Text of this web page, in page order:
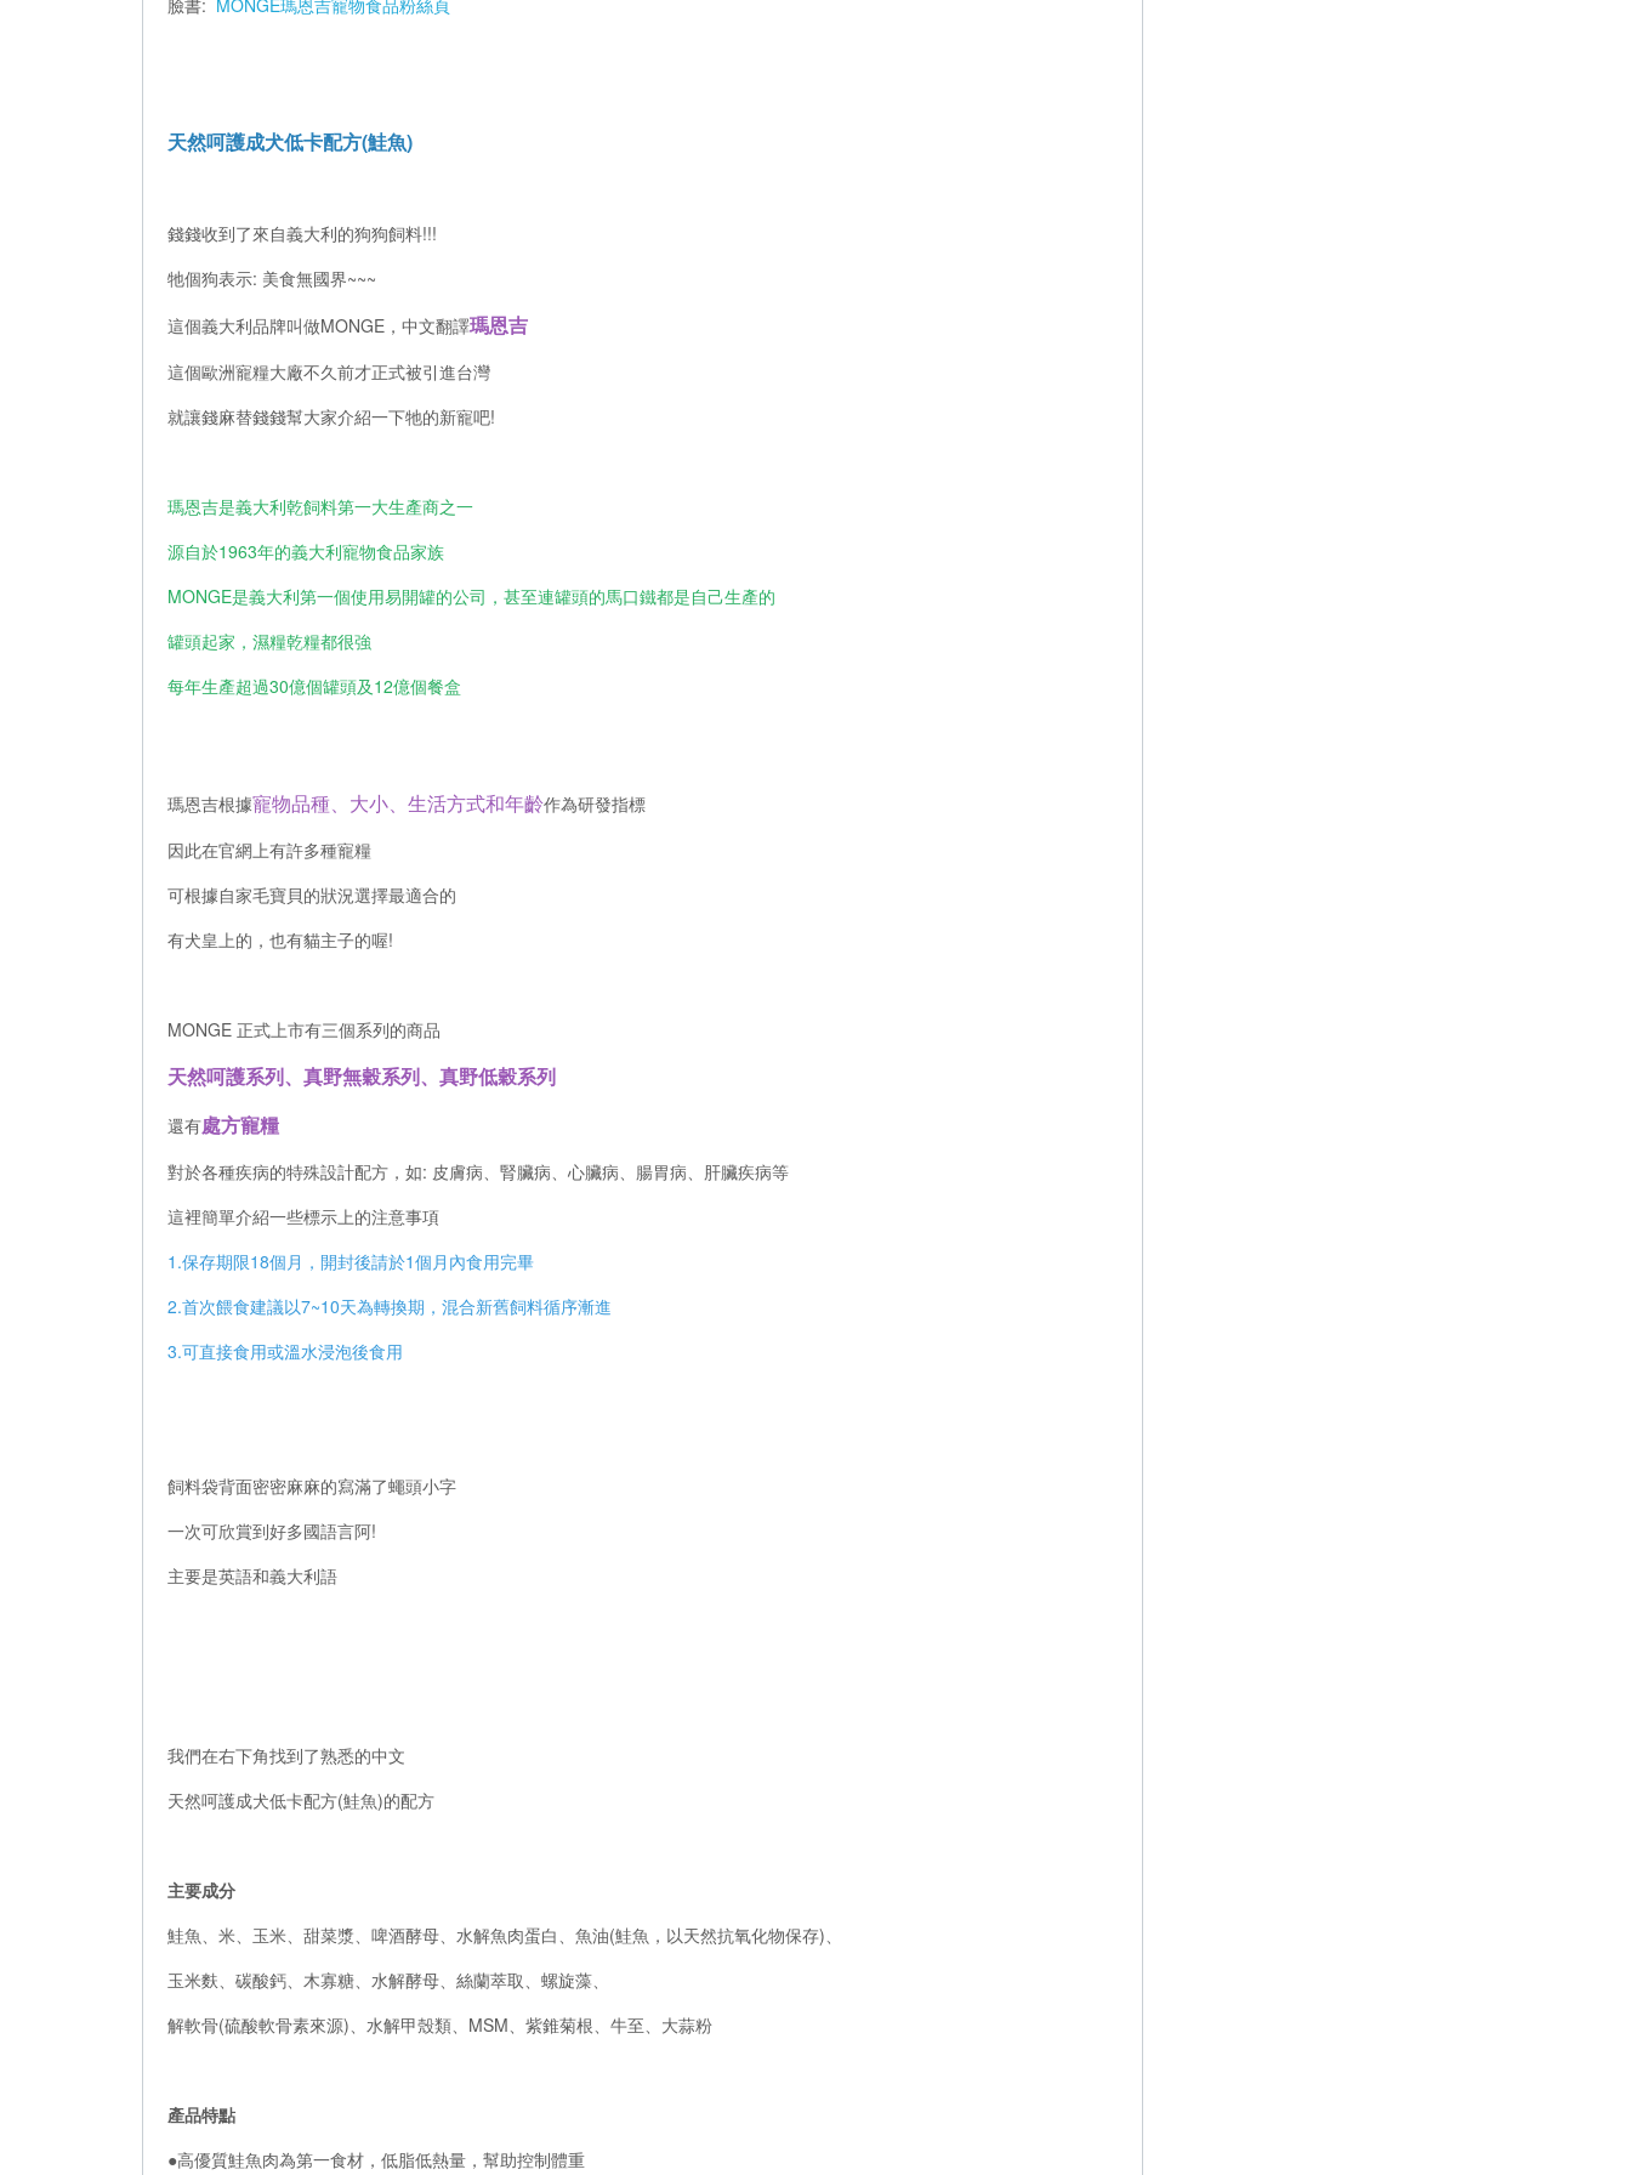
臉書: MONGE瑪恩吉寵物食品粉絲頁
天然呵護成犬低卡配方(鮭魚)
錢錢收到了來自義大利的狗狗飼料!!!
牠個狗表示: 美食無國界~~~
這個義大利品牌叫做MONGE，中文翻譯瑪恩吉
這個歐洲寵糧大廠不久前才正式被引進台灣
就讓錢麻替錢錢幫大家介紹一下牠的新寵吧!
瑪恩吉是義大利乾飼料第一大生產商之一
源自於1963年的義大利寵物食品家族
MONGE是義大利第一個使用易開罐的公司，甚至連罐頭的馬口鐵都是自己生產的
罐頭起家，濕糧乾糧都很強
每年生產超過30億個罐頭及12億個餐盒
瑪恩吉根據寵物品種、大小、生活方式和年齡作為研發指標
因此在官網上有許多種寵糧
可根據自家毛寶貝的狀況選擇最適合的
有犬皇上的，也有貓主子的喔!
MONGE 正式上市有三個系列的商品
天然呵護系列、真野無穀系列、真野低穀系列
還有處方寵糧
對於各種疾病的特殊設計配方，如: 皮膚病、腎臟病、心臟病、腸胃病、肝臟疾病等
這裡簡單介紹一些標示上的注意事項
1.保存期限18個月，開封後請於1個月內食用完畢
2.首次餵食建議以7~10天為轉換期，混合新舊飼料循序漸進
3.可直接食用或溫水浸泡後食用
飼料袋背面密密麻麻的寫滿了蠅頭小字
一次可欣賞到好多國語言阿!
主要是英語和義大利語
我們在右下角找到了熟悉的中文
天然呵護成犬低卡配方(鮭魚)的配方
主要成分
鮭魚、米、玉米、甜菜漿、啤酒酵母、水解魚肉蛋白、魚油(鮭魚，以天然抗氧化物保存)、
玉米麩、碳酸鈣、木寡糖、水解酵母、絲蘭萃取、螺旋藻、
解軟骨(硫酸軟骨素來源)、水解甲殼類、MSM、紫錐菊根、牛至、大蒜粉
產品特點
●高優質鮭魚肉為第一食材，低脂低熱量，幫助控制體重